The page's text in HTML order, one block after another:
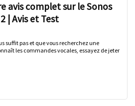
avis complet sur le Sonos
| Avis et Test
suffit pas et que vous recherchez une
les commandes vocales, essayez de jeter